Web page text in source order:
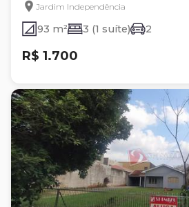
Jardim Independência
93 m² 3 (1 suíte) 2
R$ 1.700